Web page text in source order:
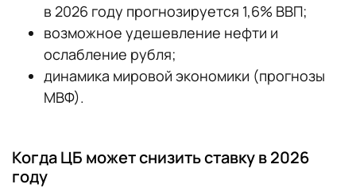
в 2026 году прогнозируется 1,6% ВВП;
возможное удешевление нефти и
ослабление рубля;
динамика мировой экономики (прогнозы
МВФ).
Когда ЦБ может снизить ставку в 2026
году